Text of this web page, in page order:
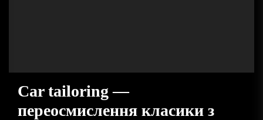
Car tailoring —
переосмислення класики з